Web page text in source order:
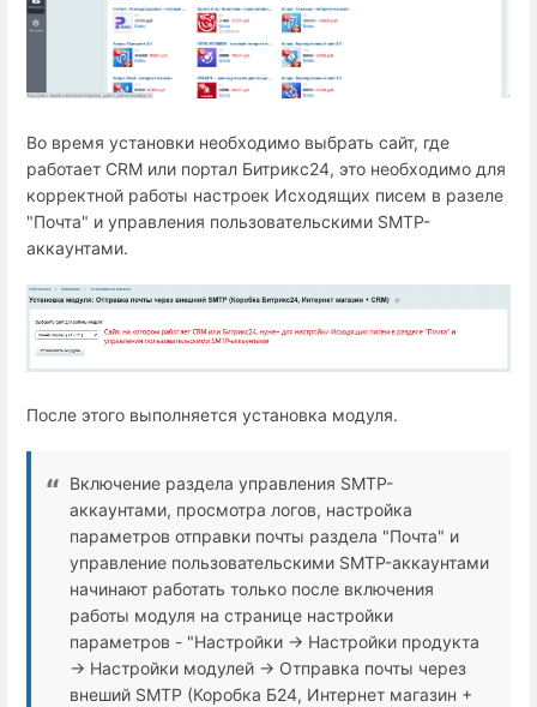
Во время установки необходимо выбрать сайт, где
работает СRM или портал Битрикс24, это необходимо для
корректной работы настроек Исходящих писем в разеле
"Почта" и управления пользовательскими SMTP-
аккаунтами.
После этого выполняется установка модуля.
Включение раздела управления SMTP-
аккаунтами, просмотра логов, настройка
параметров отправки почты раздела "Почта" и
управление пользовательскими SMTP-аккаунтами
начинают работать только после включения
работы модуля на странице настройки
параметров - "Настройки → Настройки продукта
→ Настройки модулей → Отправка почты через
внеший SMTP (Коробка Б24, Интернет магазин +